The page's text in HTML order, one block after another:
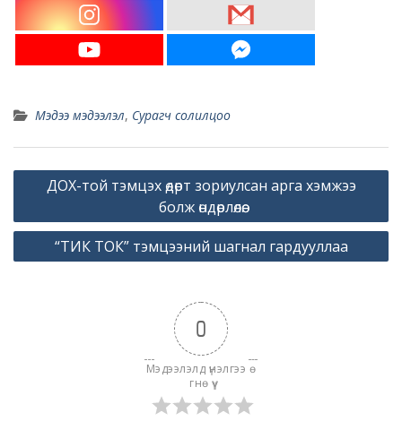
Мэдээ мэдээлэл, Сурагч солилцоо
Post
navigation
ДОХ-той тэмцэх өдөрт зориулсан арга хэмжээ
болж өндөрлөлөө.
“ТИК ТОК” тэмцээний шагнал гардууллаа
0
Мэдээлэлд үнэлгээ ө
гнө үү